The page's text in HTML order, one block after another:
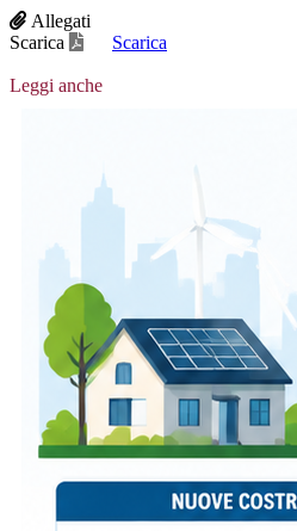
Allegati
Scarica
Scarica
Leggi anche